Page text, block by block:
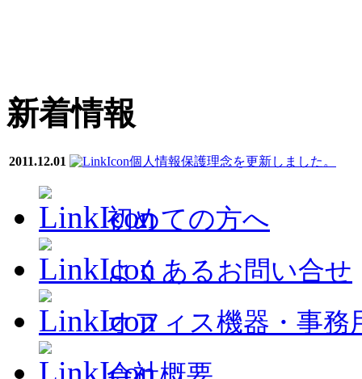
新着情報
2011.12.01 個人情報保護理念を更新しました。
初めての方へ
よくあるお問い合せ
オフィス機器・事務